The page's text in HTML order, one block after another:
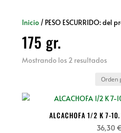
Inicio/ PESO ESCURRIDO: del
175 gr.
Mostrando los 2 resultados
ALCACHOFA 1/2 K 7-
36,30 €